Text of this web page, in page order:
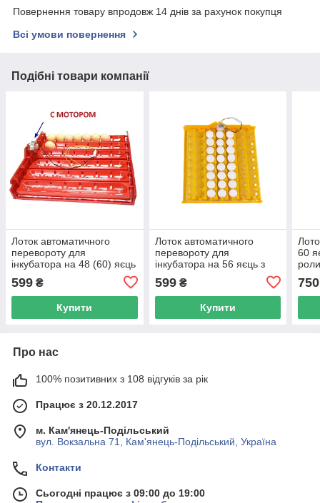
Повернення товару впродовж 14 днів за рахунок покупця
Всі умови повернення
Подібні товари компанії
Лоток автоматичного
перевороту для
інкубатора на 48 (60) яєць
599 ₴
Купити
Лоток автоматичного
перевороту для
інкубатора на 56 яєць з
599₴
Купити
60
750
Про нас
100% позитивних з 108 відгуків за рік
Працює з 20.12.2017
м. Кам'янець-Подільський
вул. Вокзальна 71, Кам'янець-Подільський, Україна
Контакти
Сьогодні працює з 09:00 до 19:00